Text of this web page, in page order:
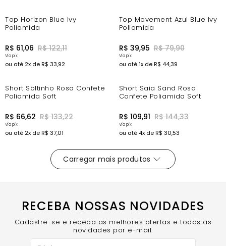
-44%
Top Horizon Blue Ivy
Poliamida
R$ 61,06 R$ 122,11
ou até 2x deR$ 33,92
-44%
Top Movement Azul Blue Ivy
Poliamida
R$ 39,95 R$ 79,90
ou até1x deR$ 44,39
-44%
Short Soltinho Rosa Confete
Poliamida Soft
R$ 66,62 R$ 133,22
ou até 2x deR$ 37,01
-15%
Short Saia Sand Rosa
Confete Poliamida Soft
R$ 109,91 R$ 144,33
ou até 4x deR$ 30,53
RECEBA NOSSAS NOVIDADES
Cadastre-se e receba as melhores ofertas e todas as
novidades por e-mail.